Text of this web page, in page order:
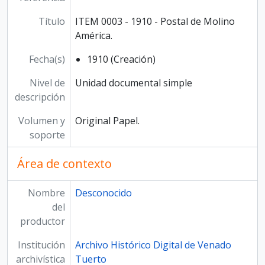
ITEM 0029 - 1936 - 17 de mayo - Construcción del edificio Molino Fénix., 1936-05-17
ITEM 0030 - 1936 - 3 de junio - Construcción del edificio Molino Fénix., 1936-06-03
ITEM 0031 - 1936 - 3 de junio - Construcción del edificio Molino Fénix., 1936-06-03
ITEM 0033 - 1936 - 3 de junio - Construcción del edificio Molino Fénix., 1936-06-03
ITEM 0034 - 1936 - 3 de junio - Construcción del edificio Molino Fénix., 1936-06-03
ITEM 0035 - 1936 - 20 de junio - Construcción del edificio Molino Fénix., 1936-06-20
ITEM 0036 - 1936 - 21 de junio - Construcción del edificio Molino Fénix., 1936-06-21
ITEM 0037 - 1936 - 4 de julio - Construcción del edificio Molino Fénix., 1936-07-04
ITEM 0038 - 1936 - 4 de julio - Construcción del edificio Molino Fénix., 1936-07-04
ITEM 0039 - 1936 - 4 de julio - Construcción del edificio Molino Fénix., 1936-07-04
ITEM 0040 - 1936 - 11 de julio - Construcción del edificio Molino Fénix., 1936-07-11
ITEM 0042 - 1936 - 12 de julio - Construcción del edificio Molino Fénix., 1936-07-12
ITEM 0043 - 1936 - 19 de julio - Construcción del edificio Molino Fénix., 1936-07-19
ITEM 0044 - 1936 - 19 de julio - Construcción del edificio Molino Fénix., 1936-07-19
ITEM 0046 - 1936 - 9 de agosto - Construcción del edificio Molino Fénix., 1936-08-09
ITEM 0047 - 1936 - 9 de agosto - Construcción del edificio Molino Fénix., 1936-08-09
Título
ITEM 0003 - 1910 - Postal de Molino
América.
Fecha(s)
1910 (Creación)
Nivel de
descripción
Unidad documental simple
Volumen y
soporte
Original Papel.
Área de contexto
Nombre
del
productor
Desconocido
Institución
archivística
Archivo Histórico Digital de Venado
Tuerto